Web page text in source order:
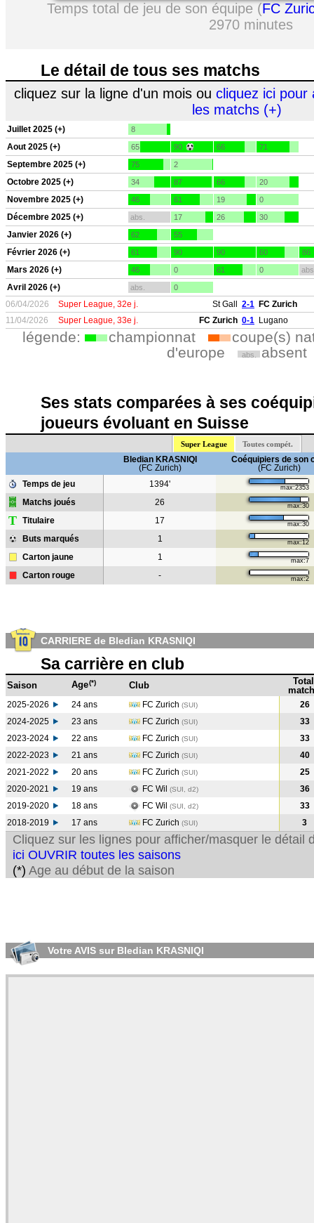
Temps total de jeu de son équipe (FC
2970 minutes
Le détail de tous ses matchs
cliquez sur la ligne d'un mois ou cliquez ici pour
les matchs (+)
Juillet 2025 (+) 8
Aout 2025 (+) 65 90 66 71
Septembre 2025 (+) 75 2
Octobre 2025 (+) 34 87 66 20
Novembre 2025 (+) 46 61 19 0
Décembre 2025 (+) abs. 17 26 30
Janvier 2026 (+) 62 55
Février 2026 (+) 61 90 90 60 86
Mars 2026 (+) 46 0 61 0
Avril 2026 (+) abs. 0
06/04/2026 Super League, 32e j. St Gall 2-1 FC Zurich
11/04/2026
Super League, 33e j. FC Zurich 0-1 Lugano
légende: championnat
coupe(s)
d'europe
abs. absent
Ses stats comparées à ses
joueurs évoluant en Suisse
Super League Toutes compét.
Bledian KRASNIQI
(FC Zurich)
Coéquipiers de son
(FC Zurich)
Temps de jeu
1394' max:2353
Matchs joués 26 max:30
T Titulaire 17 max:30
Buts marqués 1 max:12
Carton jaune 1 max:7
Carton rouge - max:2
CARRIERE de Bledian KRASNIQI
Sa carrière en club
Saison Age(*) Club
Total
2025-2026 24 ans FC Zurich (SUI)
26
2024-2025
23 ans FC Zurich (SUI)
33
2023-2024
22 ans FC Zurich (SUI)
33
2022-2023
21 ans FC Zurich (SUI)
40
2021-2022
20 ans FC Zurich (SUI)
25
2020-2021
19 ans FC Wil (SUI, d2)
36
2019-2020
18 ans FC Wil (SUI, d2)
33
2018-2019
17 ans FC Zurich (SUI) 3
Cliquez sur les lignes pour afficher/masquer le détail
ici OUVRIR toutes les saisons
(*) Age au début de la saison
Votre AVIS sur Bledian KRASNIQI